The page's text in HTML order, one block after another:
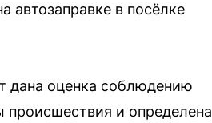
автозаправке в посёлке
дана оценка соблюдению
происшествия и определена